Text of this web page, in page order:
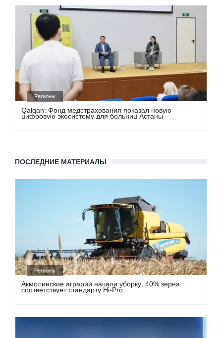
Регионы
Qalqan: Фонд медстрахования показал новую
цифровую экосистему для больниц Астаны
ПОСЛЕДНИЕ МАТЕРИАЛЫ
Регионы
Акмолинские аграрии начали уборку: 40% зерна
соответствует стандарту Hi-Pro